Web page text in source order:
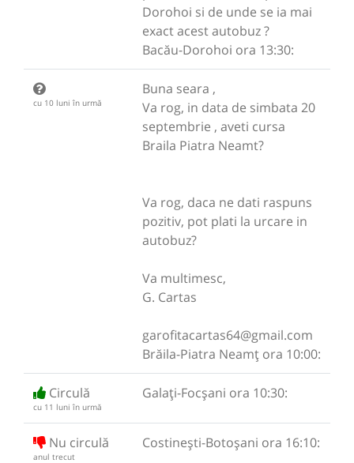
Dorohoi si de unde se ia mai
exact acest autobuz ?
Bacău-Dorohoi ora 13:30:
cu 10 luni în urmă
Buna seara ,
Va rog, in data de simbata 20
septembrie , aveti cursa
Braila Piatra Neamt?
Va rog, daca ne dati raspuns
pozitiv, pot plati la urcare in
autobuz?
Va multimesc,
G. Cartas
garofitacartas64@gmail.com
Brăila-Piatra Neamț ora 10:00:
Circulă
cu 11 luni în urmă
Galați-Focșani ora 10:30:
Nu circulă
anul trecut
Costinești-Botoșani ora 16:10: